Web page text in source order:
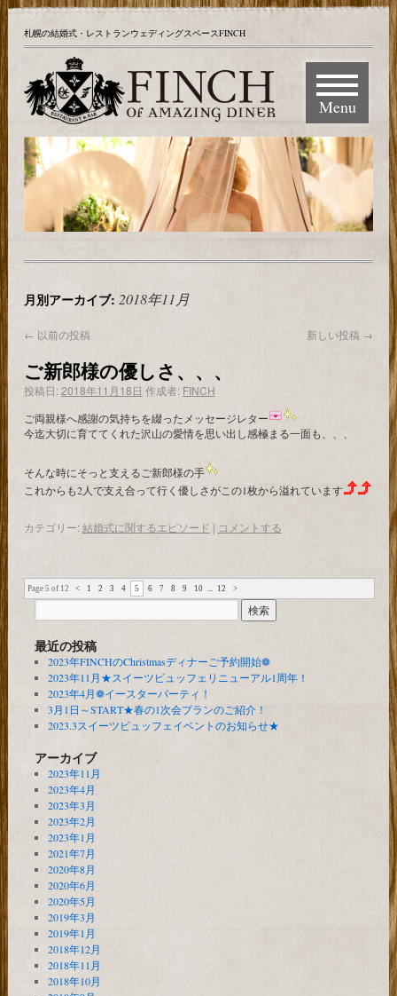
札幌の結婚式・レストランウェディングスペースFINCH
Menu
月別アーカイブ: 2018年11月
← 以前の投稿 新しい投稿 →
ご新郎様の優しさ、、、
投稿日: 2018年11月18日 作成者: FINCH
ご両親様へ感謝の気持ちを綴ったメッセージレター
今迄大切に育ててくれた沢山の愛情を思い出し感極まる一面も、、、
そんな時にそっと支えるご新郎様の手
これからも2人で支え合って行く優しさがこの1枚から溢れています
カテゴリー:結婚式に関するエピソード | コメントする
Page 5 of 12 < 1 2 3 4 5 6 7 8 9 10 ... 12 >
最近の投稿
2023年FINCHのChristmasディナーご予約開始❁
2023年11月★スイーツビュッフェリニューアル1周年！
2023年4月❁イースターパーティ！
3月1日～START★春の1次会プランのご紹介！
2023.3スイーツビュッフェイベントのお知らせ★
アーカイブ
2023年11月
2023年4月
2023年3月
2023年2月
2023年1月
2021年7月
2020年8月
2020年6月
2020年5月
2019年3月
2019年1月
2018年12月
2018年11月
2018年10月